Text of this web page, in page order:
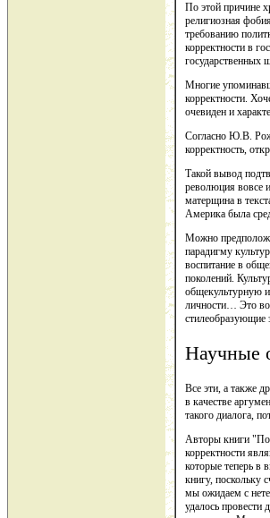
По этой причине
религиозная
требованию
корректности в
государственных
Многие
корректности.
очевиден и
Согласно Ю.В.
корректность,
Такой вывод
революция вовсе
матерщина в
Америка была
Можно
парадигму
воспитание в
поколений.
общекультурную
личности… Это
Научные
Все эти, а также
в качестве
такого диалога,
Авторы книги
корректности
которые теперь в
книгу, поскольку
мы ожидаем с
удалось